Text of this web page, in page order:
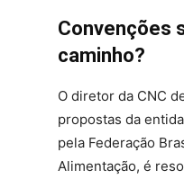
Convenções
caminho?
O diretor da CNC
propostas da
pela Federação
Alimentação, é